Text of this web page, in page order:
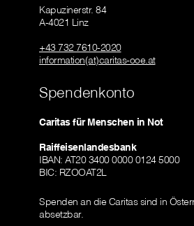
Kapuzinerstr. 84
A-4021 Linz
+43 732 7610-2020
information(at)caritas-ooe.at
Spendenkonto
Caritas für Menschen in Not
Raiffeisenlandesbank
IBAN: AT20 3400 0000 0124 5000
BIC: RZOOAT2L
Spenden an die Caritas sind in
absetzbar.